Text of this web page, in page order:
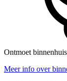
Ontmoet
Meer info over